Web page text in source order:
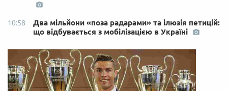
10:58
Два мільйони «поза радарами» та ілюзія петицій:
що відбувається з мобілізацією в Україні